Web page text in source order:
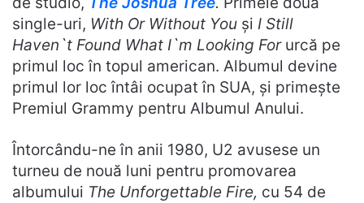
single-uri, With Or Without You și I Still
Haven`t Found What I`m Looking For urcă pe
primul loc în topul american. Albumul devine
primul lor loc întâi ocupat în SUA, și primește
Premiul Grammy pentru Albumul Anului.
Întorcându-ne în anii 1980, U2 avusese un
turneu de nouă luni pentru promovarea
albumului The Unforgettable Fire, cu 54 de